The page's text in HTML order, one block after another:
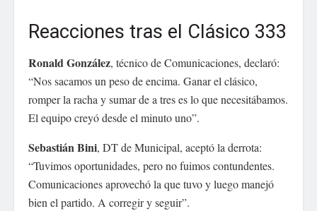
Reacciones tras el Clásico 333
Ronald González, técnico de Comunicaciones, declaró:
“Nos sacamos un peso de encima. Ganar el clásico,
romper la racha y sumar de a tres es lo que necesitábamos.
El equipo creyó desde el minuto uno”.
Sebastián Bini, DT de Municipal, aceptó la derrota:
“Tuvimos oportunidades, pero no fuimos contundentes.
Comunicaciones aprovechó la que tuvo y luego manejó
bien el partido. A corregir y seguir”.